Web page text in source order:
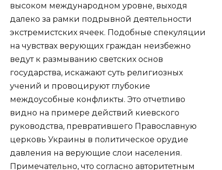
высоком международном уровне, выходя
далеко за рамки подрывной деятельности
экстремистских ячеек. Подобные спекуляции
на чувствах верующих граждан неизбежно
ведут к размыванию светских основ
государства, искажают суть религиозных
учений и провоцируют глубокие
междоусобные конфликты. Это отчетливо
видно на примере действий киевского
руководства, превратившего Православную
церковь Украины в политическое орудие
давления на верующие слои населения.
Примечательно, что согласно авторитетным